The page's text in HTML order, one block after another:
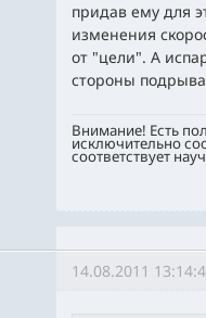
придав ему для
изменения
от "цели". А
стороны подрыва
Внимание! Есть
исключительно
соответствует
14.08.2011